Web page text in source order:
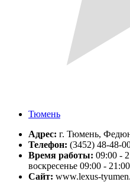
Тюмень
Адрес: г. Тюмень,
Телефон: (3452) 48-48-
Время работы: 09:00 -
воскресенье 09:00 - 21:00
Сайт: www.lexus-